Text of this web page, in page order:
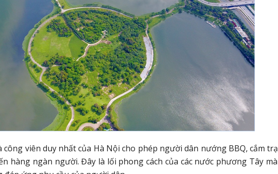
công viên duy nhất của Hà Nội cho phép người dân nướng BBQ, cắm
hàng ngàn người. Đây là lối phong cách của các nước phương Tây